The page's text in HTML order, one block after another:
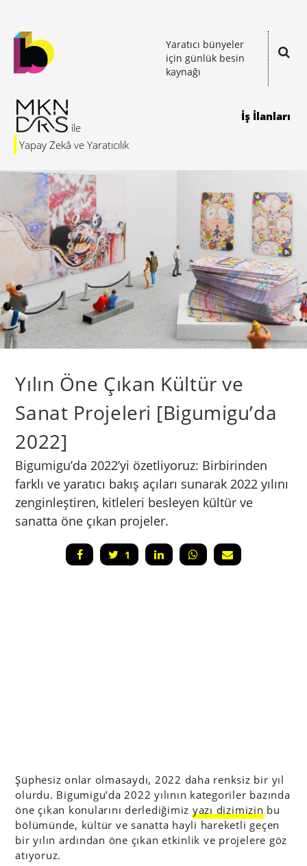
Yaratıcı bünyeler
için günlük besin
kaynağı
Yapay Zekâ ve Yaratıcılık
İş İlanları
Yılın Öne Çıkan Kültür ve
Sanat Projeleri [Bigumigu’da
2022]
Bigumigu’da 2022’yi özetliyoruz: Birbirinden
farklı ve yaratıcı bakış açıları sunarak 2022 yılını
zenginleştiren, kitleleri besleyen kültür ve
sanatta öne çıkan projeler.
1
Şüphesiz onlar olmasaydı, 2022 daha renksiz bir yıl
olurdu. Bigumigu’da 2022 yılının kategoriler bazında
öne çıkan konularını derlediğimiz yazı dizimizin bu
bölümünde, kültür ve sanatta hayli hareketli geçen
bir yılın ardından öne çıkan etkinlik ve projelere göz
atıyoruz.